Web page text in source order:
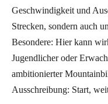
Geschwindigkeit und
Strecken, sondern auch
Besondere: Hier kann
Jugendlicher oder
ambitionierter
Ausschreibung: Start,